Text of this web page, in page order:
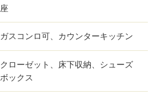
座
ガスコンロ可、カウンターキッチン
クローゼット、床下収納、シューズ
ボックス